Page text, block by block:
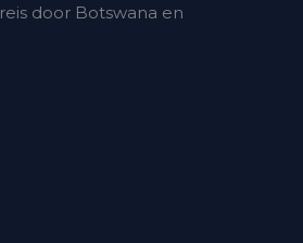
door Botswana en